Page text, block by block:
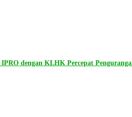
dengan KLHK Percepat